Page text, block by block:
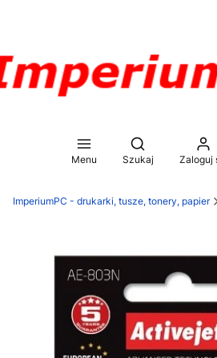
Menu
Otwórz
Szukaj Zaloguj
ImperiumPC - drukarki, tusze, tonery, papier